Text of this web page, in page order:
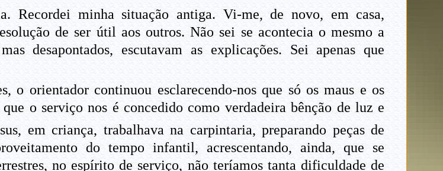
Recordei minha situação antiga. Vi-me, de novo, em casa,
de ser útil aos outros. Não sei se acontecia o mesmo a
desapontados, escutavam as explicações. Sei apenas que
o orientador continuou esclarecendo-nos que só os maus e os
o serviço nos é concedido como verdadeira bênção de luz e
em criança, trabalhava na carpintaria, preparando peças de
do tempo infantil, acrescentando, ainda, que se
no espírito de serviço, não teríamos tanta dificuldade de